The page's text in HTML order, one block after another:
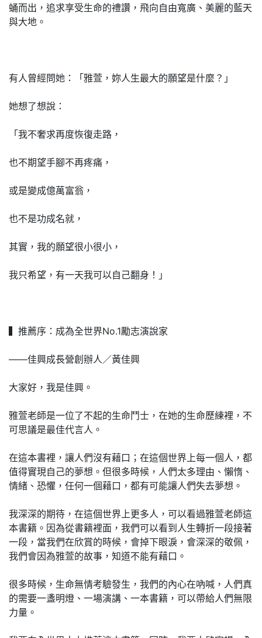
蛹而出，追求享受生命的禮讚，飛向自由寬廣、美麗的藍天
與大地。
有人曾經問她：「雅萱，妳人生最大的願望是什麼？」
她想了想說：
「我不奢求再度恢復走路，
也不期望手腳不再疼痛，
或是變成億萬富翁，
也不是功成名就，
其實，我的願望很小很小，
我只希望，有一天我可以自己翻身！」
▍推薦序：成為全世界No.1勵志演說家
――佳興成長營創辦人／黃佳興
大家好，我是佳興。
雅萱老師是一位了不起的生命鬥士，在她的生命歷練裡，不
可思議是最佳代言人。
在這本書裡，讓人們沒有藉口；在這個世界上每一個人，都
值得實現自己的夢想。但很多時候，人們太多理由、懶惰、
情緒、恐懼，任何一個藉口，都有可能讓人們失去夢想。
我深深的期待，在這個世界上更多人，可以看過雅萱老師這
本書籍。因為從書籍裡面，我們可以看到人生轉折一段接著
一段，當我們在欣賞的時候，會掉下眼淚，會深深的敬佩，
我們會因為雅萱的故事，知道不能有藉口。
很多時候，生命無情考驗發生，我們的內心在吶喊，人們真
的需要一盞明燈、一場演講、一本書籍，可以帶給人們無限
力量。